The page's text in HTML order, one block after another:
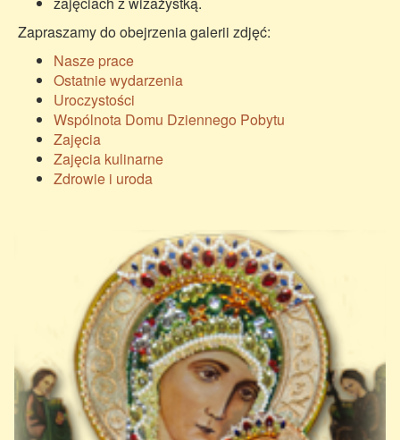
Zapraszamy do obejrzenia galerii zdjęć:
Nasze prace
Ostatnie wydarzenia
Uroczystości
Wspólnota Domu Dziennego Pobytu
Zajęcia
Zajęcia kulinarne
Zdrowie i uroda